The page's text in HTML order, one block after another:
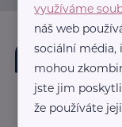
využíváme
náš web
sociální média,
mohou
jste jim
že používáte